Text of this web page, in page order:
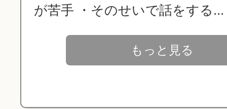
が苦手 ・そのせいで話をする...
もっと見る